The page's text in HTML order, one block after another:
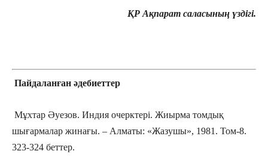
ҚР Ақпарат саласының үздігі.
Пайдаланған әдебиеттер
Мұхтар Әуезов. Индия очерктері. Жиырма томдық
шығармалар жинағы. – Алматы: «Жазушы», 1981. Том-8.
323-324 беттер.